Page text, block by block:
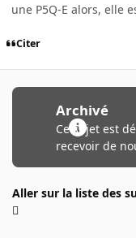
une P5Q-E alors, elle
Citer
Archivé
Ce sujet est
recevoir de
Aller sur la liste des